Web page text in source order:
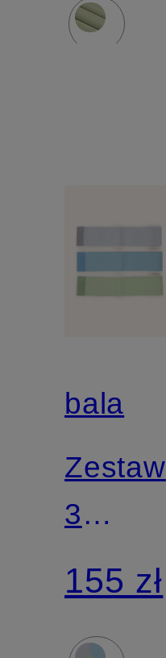
bala
Zestaw
3
opasek
fitness
155 zł